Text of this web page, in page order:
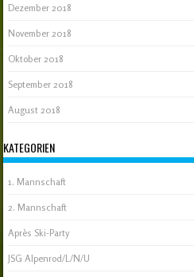
Dezember 2018
November 2018
Oktober 2018
September 2018
August 2018
KATEGORIEN
1. Mannschaft
2. Mannschaft
Après Ski-Party
JSG Alpenrod/L/N/U